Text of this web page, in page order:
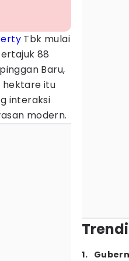
Tbk mulai
88
Baru,
hektare itu
interaksi
modern.
1.